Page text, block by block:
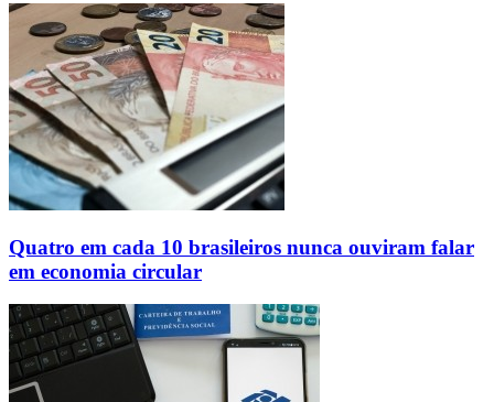
Quatro em cada 10 brasileiros nunca ouviram falar
em economia circular